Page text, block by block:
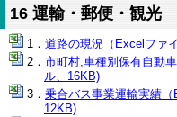
16 運輸・郵便・観光
道路の現況（Excelファ
市町村,車種別保有自動
ル、16KB)
乗合バス事業運輸実績（
12KB)